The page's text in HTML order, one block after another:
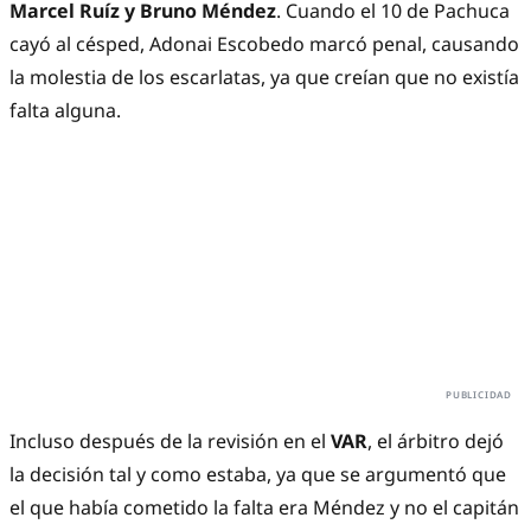
Marcel Ruíz y Bruno Méndez. Cuando el 10 de Pachuca
cayó al césped, Adonai Escobedo marcó penal, causando
la molestia de los escarlatas, ya que creían que no existía
falta alguna.
Incluso después de la revisión en el VAR, el árbitro dejó
la decisión tal y como estaba, ya que se argumentó que
el que había cometido la falta era Méndez y no el capitán